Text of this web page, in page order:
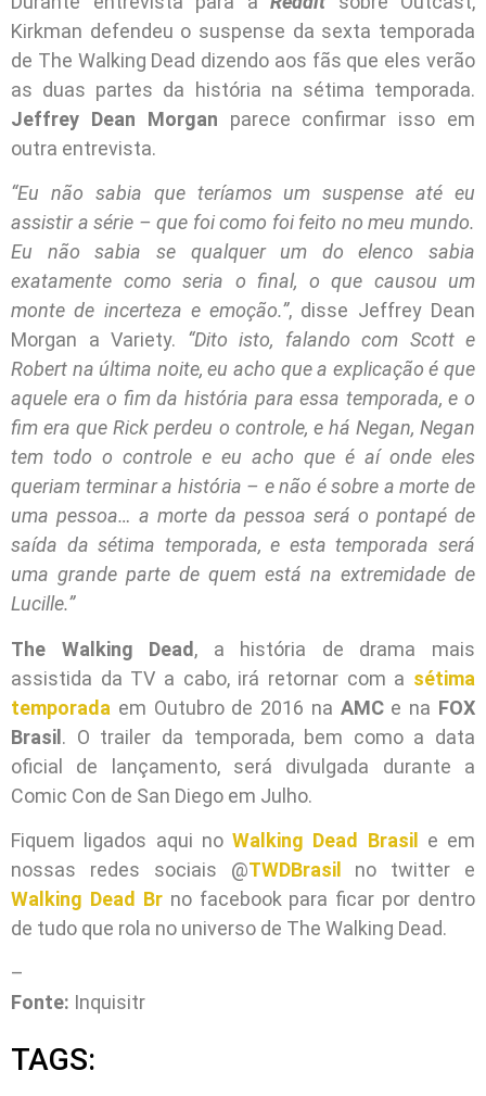
Kirkman defendeu o suspense da sexta temporada
de The Walking Dead dizendo aos fãs que eles verão
as duas partes da história na sétima temporada.
Jeffrey Dean Morgan parece confirmar isso em
outra entrevista.
“Eu não sabia que teríamos um suspense até eu
assistir a série – que foi como foi feito no meu mundo.
Eu não sabia se qualquer um do elenco sabia
exatamente como seria o final, o que causou um
monte de incerteza e emoção.”, disse Jeffrey Dean
Morgan a Variety. “Dito isto, falando com Scott e
Robert na última noite, eu acho que a explicação é que
aquele era o fim da história para essa temporada, e o
fim era que Rick perdeu o controle, e há Negan, Negan
tem todo o controle e eu acho que é aí onde eles
queriam terminar a história – e não é sobre a morte de
uma pessoa… a morte da pessoa será o pontapé de
saída da sétima temporada, e esta temporada será
uma grande parte de quem está na extremidade de
Lucille.”
The Walking Dead, a história de drama mais
assistida da TV a cabo, irá retornar com a sétima
temporada em Outubro de 2016 na AMCe na FOX
Brasil. O trailer da temporada, bem como a data
oficial de lançamento, será divulgada durante a
Comic Con de San Diego em Julho.
Fiquem ligados aqui no Walking Dead Brasil
e em
nossas redes sociais @TWDBrasil
no twitter e
Walking Dead Brno facebook para ficar por dentro
de tudo que rola no universo de The Walking Dead.
–
Fonte: Inquisitr
TAGS: